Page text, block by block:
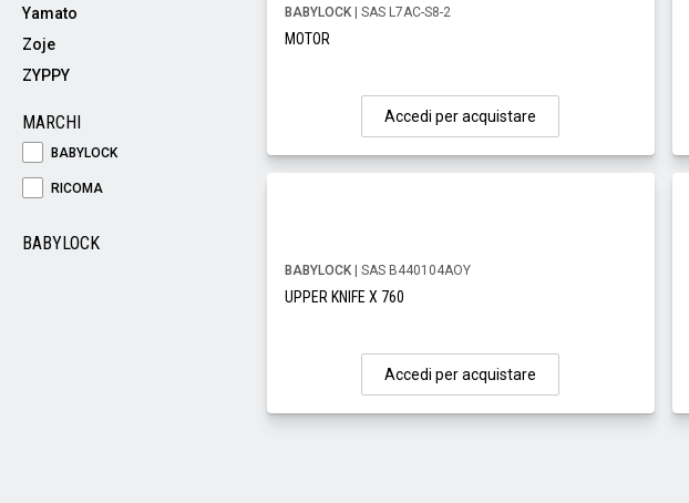
Yamato
Zoje
ZYPPY
MARCHI
BABYLOCK
RICOMA
BABYLOCK
BABYLOCK| SAS L7AC-S8-2
MOTOR
Accedi per acquistare
BABYLOCK| SAS B440104AOY
UPPER KNIFE X 760
Accedi per acquistare